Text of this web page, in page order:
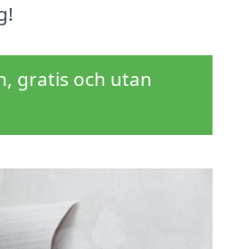
gratis och utan